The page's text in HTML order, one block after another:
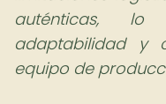
auténticas,
adaptabilidad y
equipo de